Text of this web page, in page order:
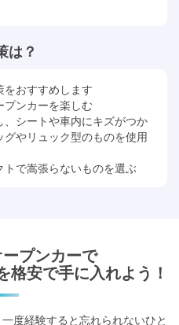
は？
おすすめします
ンカーを楽しむ
シートや車内にキズがつか
やリュック型のものを使用
で嵩張らないものを選ぶ
プンカーで
格安で手に入れよう！
度経験すると忘れられないひと